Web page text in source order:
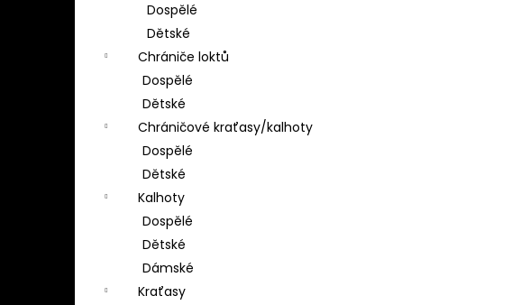
Dospělé
Dětské
Chrániče loktů
Dospělé
Dětské
Chráničové kraťasy/kalhoty
Dospělé
Dětské
Kalhoty
Dospělé
Dětské
Dámské
Kraťasy